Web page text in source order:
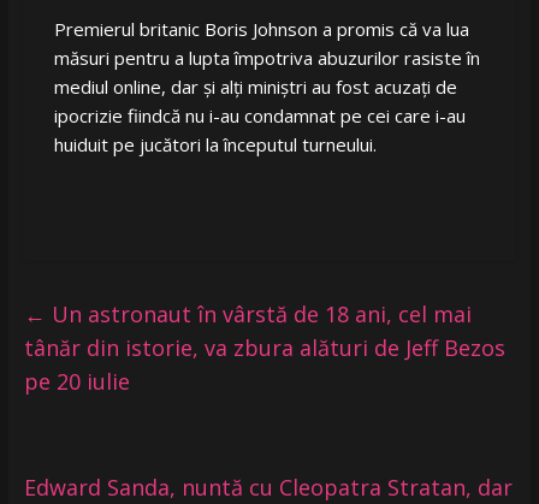
Premierul britanic Boris Johnson a promis că va lua
măsuri pentru a lupta împotriva abuzurilor rasiste în
mediul online, dar şi alţi miniştri au fost acuzaţi de
ipocrizie fiindcă nu i-au condamnat pe cei care i-au
huiduit pe jucători la începutul turneului.
← Un astronaut în vârstă de 18 ani, cel mai
tânăr din istorie, va zbura alături de Jeff Bezos
pe 20 iulie
Edward Sanda, nuntă cu Cleopatra Stratan, dar